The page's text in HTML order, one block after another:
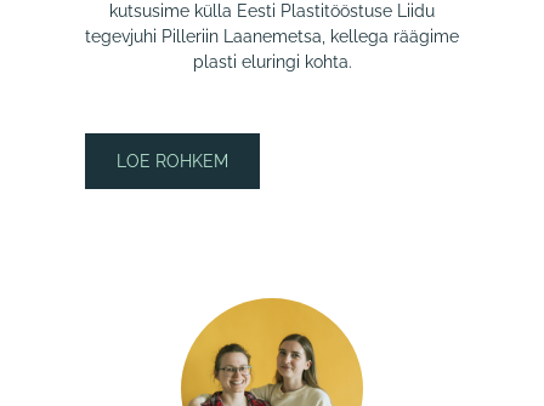
kutsusime külla Eesti Plastitööstuse Liidu
tegevjuhi Pilleriin Laanemetsa, kellega räägime
plasti eluringi kohta.
LOE ROHKEM